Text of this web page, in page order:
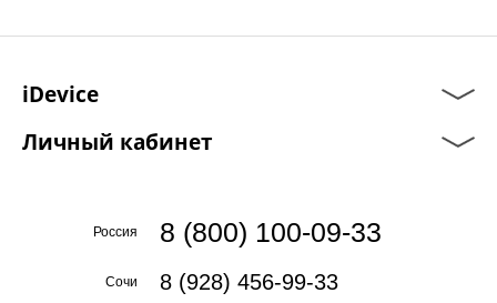
iDevice
Личный кабинет
Россия 8 (800) 100-09-33
Сочи 8 (928) 456-99-33